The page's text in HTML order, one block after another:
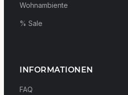
Wohnambiente
% Sale
INFORMATIONEN
FAQ